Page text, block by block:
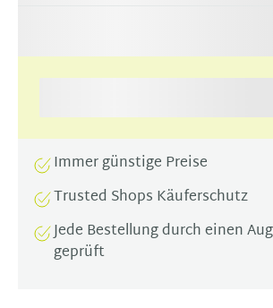
Immer günstige Preise
Trusted Shops Käuferschutz
Jede Bestellung durch einen
geprüft